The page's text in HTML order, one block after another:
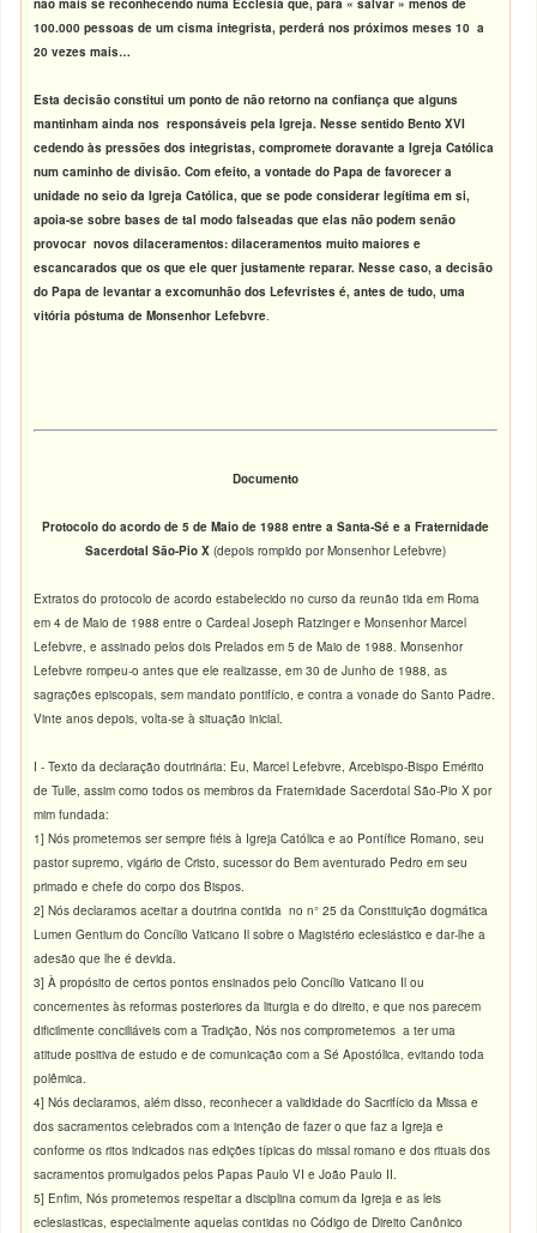
não mais se reconhecendo numa Ecclesia que, para « salvar » menos de
100.000 pessoas de um cisma integrista, perderá nos próximos meses 10 a
20 vezes mais…
Esta decisão constitui um ponto de não retorno na confiança que alguns
mantinham ainda nos responsáveis pela Igreja. Nesse sentido Bento XVI
cedendo às pressões dos integristas, compromete doravante a Igreja Católica
num caminho de divisão. Com efeito, a vontade do Papa de favorecer a
unidade no seio da Igreja Católica, que se pode considerar legítima em si,
apoia-se sobre bases de tal modo falseadas que elas não podem senão
provocar novos dilaceramentos: dilaceramentos muito maiores e
escancarados que os que ele quer justamente reparar. Nesse caso, a decisão
do Papa de levantar a excomunhão dos Lefevristes é, antes de tudo, uma
vitória póstuma de Monsenhor Lefebvre.
Documento
Protocolo do acordo de 5 de Maio de 1988 entre a Santa-Sé e a Fraternidade
Sacerdotal São-Pio X(depois rompido por Monsenhor Lefebvre)
Extratos do protocolo de acordo estabelecido no curso da reunão tida em Roma
em 4 de Maio de 1988 entre o Cardeal Joseph Ratzinger e Monsenhor Marcel
Lefebvre, e assinado pelos dois Prelados em 5 de Maio de 1988. Monsenhor
Lefebvre rompeu-o antes que ele realizasse, em 30 de Junho de 1988, as
sagrações episcopais, sem mandato pontifício, e contra a vonade do Santo Padre.
Vinte anos depois, volta-se à situação inicial.
I - Texto da declaração doutrinária: Eu, Marcel Lefebvre, Arcebispo-Bispo Emérito
de Tulle, assim como todos os membros da Fraternidade Sacerdotal São-Pio X por
mim fundada:
1] Nós prometemos ser sempre fiéis à Igreja Católica e ao Pontífice Romano, seu
pastor supremo, vigário de Cristo, sucessor do Bem aventurado Pedro em seu
primado e chefe do corpo dos Bispos.
2] Nós declaramos aceitar a doutrina contida no n° 25 da Constituição dogmática
Lumen Gentium do Concílio Vaticano Il sobre o Magistério eclesiástico e dar-lhe a
adesão que lhe é devida.
3] À propósito de certos pontos ensinados pelo Concílio Vaticano Il ou
concernentes às reformas posteriores da liturgia e do direito, e que nos parecem
dificilmente conciliáveis com a Tradição, Nós nos comprometemos a ter uma
atitude positiva de estudo e de comunicação com a Sé Apostólica, evitando toda
polêmica.
4] Nós declaramos, além disso, reconhecer a valididade do Sacrifício da Missa e
dos sacramentos celebrados com a intenção de fazer o que faz a Igreja e
conforme os ritos indicados nas edições típicas do missal romano e dos rituais dos
sacramentos promulgados pelos Papas Paulo VI e João Paulo II.
5] Enfim, Nós prometemos respeitar a disciplina comum da Igreja e as leis
eclesiasticas, especialmente aquelas contidas no Código de Direito Canônico